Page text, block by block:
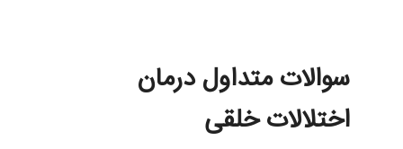
سوالات متداول درمان
اختلالات خلقی